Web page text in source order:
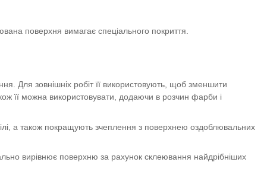
поверхня вимагає спеціального покриття.
Для зовнішніх робіт її використовують, щоб зменшити
її можна використовувати, додаючи в розчин фарби і
а також покращують зчеплення з поверхнею оздоблювальних
вирівнює поверхню за рахунок склеювання найдрібніших